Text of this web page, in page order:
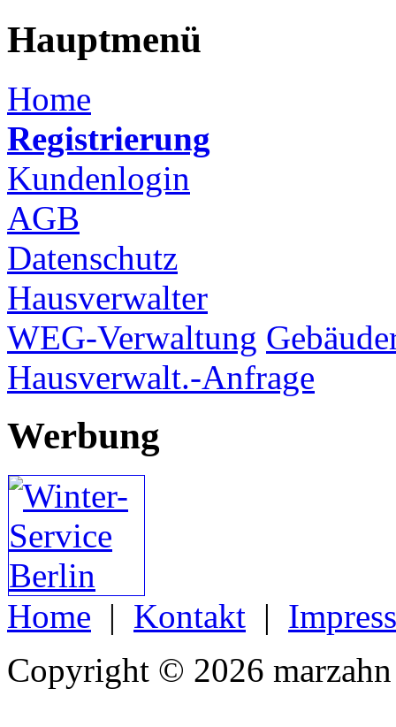
Hauptmenü
Home
Registrierung
Kundenlogin
AGB
Datenschutz
Hausverwalter
WEG-Verwaltung
Hausverwalt.-Anfrage
Werbung
Home | Kontakt |
Copyright © 2026